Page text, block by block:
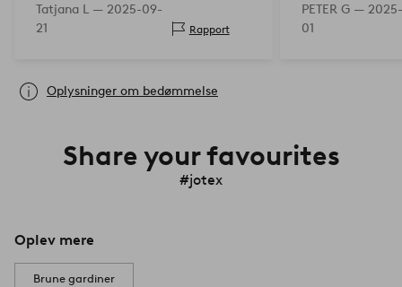
Tatjana L — 2025-09-
21
Rapport
PETER G —
01
Oplysninger om bedømmelse
Share your favourites
#jotex
Oplev mere
Brune gardiner